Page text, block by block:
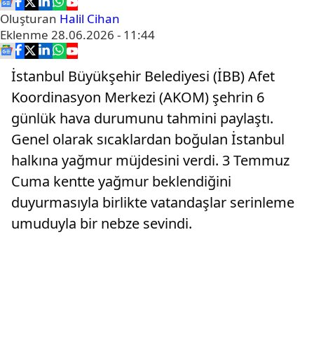
Oluşturan Halil Cihan
Eklenme 28.06.2026 - 11:44
İstanbul Büyükşehir Belediyesi (İBB) Afet
Koordinasyon Merkezi (AKOM) şehrin 6
günlük hava durumunu tahmini paylaştı.
Genel olarak sıcaklardan boğulan İstanbul
halkına yağmur müjdesini verdi. 3 Temmuz
Cuma kentte yağmur beklendiğini
duyurmasıyla birlikte vatandaşlar serinleme
umuduyla bir nebze sevindi.